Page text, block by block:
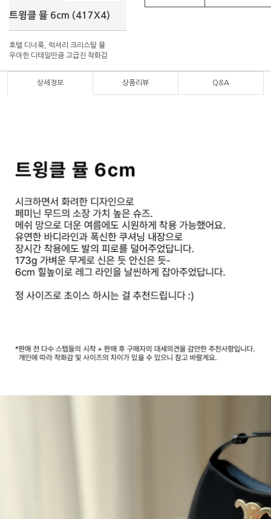
트윙클 뮬 6cm (417X4)
호텔 디너룩, 럭셔리 크리스탈 뮬
우아한 디테일만큼 고급진 착화감
상세정보 상품리뷰 Q&A